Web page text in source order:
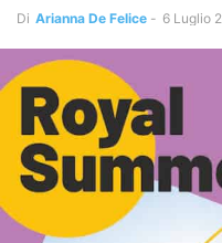
Di Arianna De Felice - 6 Luglio